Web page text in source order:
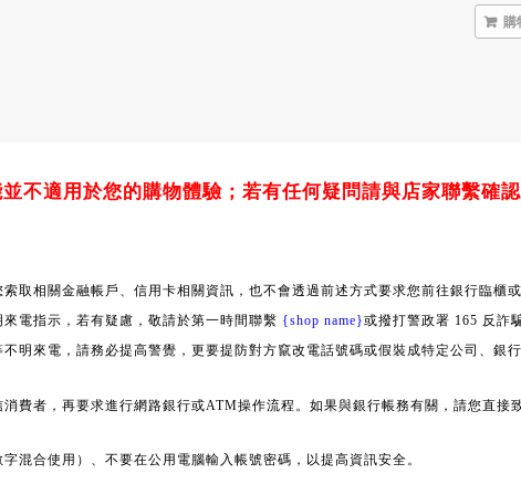
購
不適用於您的購物體驗；若有任何疑問請與店家聯繫確認
取相關金融帳戶、信用卡相關資訊，也不會透過前述方式要求您前往銀行臨櫃或
電指示，若有疑慮，敬請於第一時間聯繫 {shop name}或撥打警政署 165 反詐
明來電，請務必提高警覺，更要提防對方竄改電話號碼或假裝成特定公司、銀
費者，再要求進行網路銀行或ATM操作流程。如果與銀行帳務有關，請您直接
混合使用）、不要在公用電腦輸入帳號密碼，以提高資訊安全。